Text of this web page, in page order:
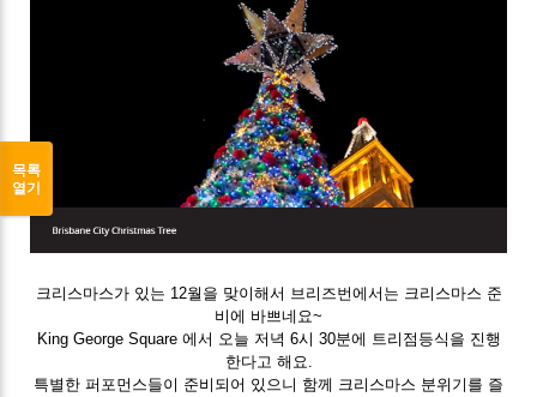
크리스마스가 있는 12월을 맞이해서 브리즈번에서는 크리스마스 준
비에 바쁘네요~
King George Square 에서 오늘 저녁 6시 30분에 트리점등식을 진행
한다고 해요.
특별한 퍼포먼스들이 준비되어 있으니 함께 크리스마스 분위기를 즐
목록
열기